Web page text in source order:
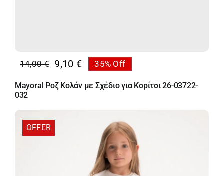
14,00€
Original
price
was:
9,10 €
Η
τρέχουσα
τιμή
9,10 €.
35% Off
Mayoral Ροζ Κολάν με Σχέδιο για Κορίτσι 26-03722-
032
OFFER